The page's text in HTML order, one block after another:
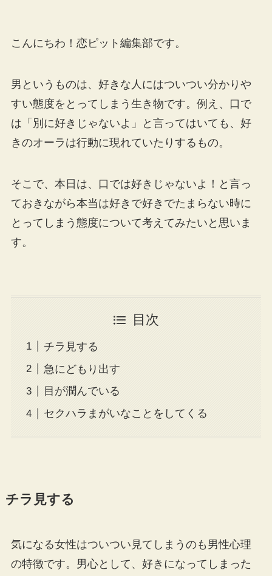
こんにちわ！恋ピット編集部です。
男というものは、好きな人にはついつい分かりや
すい態度をとってしまう生き物です。例え、口で
は「別に好きじゃないよ」と言ってはいても、好
きのオーラは行動に現れていたりするもの。
そこで、本日は、口では好きじゃないよ！と言っ
ておきながら本当は好きで好きでたまらない時に
とってしまう態度について考えてみたいと思いま
す。
目次
チラ見する
急にどもり出す
目が潤んでいる
セクハラまがいなことをしてくる
チラ見する
気になる女性はついつい見てしまうのも男性心理
の特徴です。男心として、好きになってしまった